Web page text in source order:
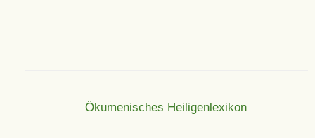
Ökumenisches Heiligenlexikon